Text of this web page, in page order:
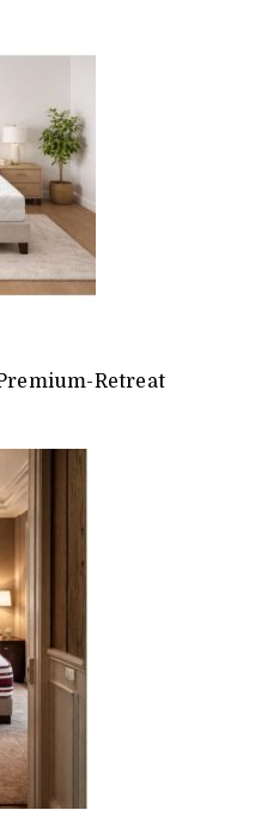
Retreat